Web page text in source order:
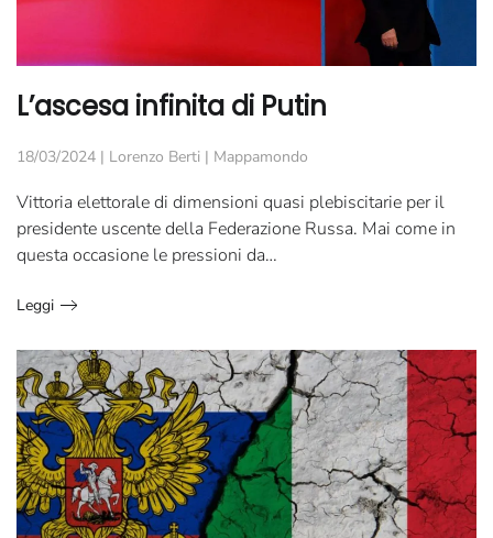
L’ascesa infinita di Putin
18/03/2024 | Lorenzo Berti | Mappamondo
Vittoria elettorale di dimensioni quasi plebiscitarie per il
presidente uscente della Federazione Russa. Mai come in
questa occasione le pressioni da…
Leggi